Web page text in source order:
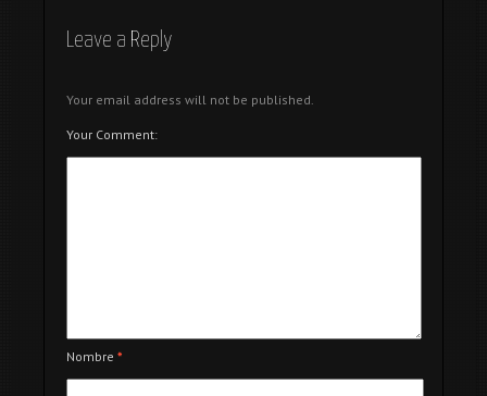
Leave a Reply
Your email address will not be published.
Your Comment:
Nombre *